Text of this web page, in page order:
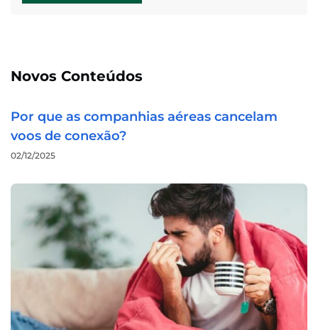
Novos Conteúdos
Por que as companhias aéreas cancelam
voos de conexão?
02/12/2025